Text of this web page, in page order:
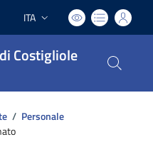
Lingua attiva:
ITA
Costigliole
/ Personale